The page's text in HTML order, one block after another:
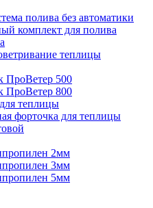
полива без автоматики
комплект для полива
теплицы
ПроВетер 500
ПроВетер 800
теплицы
форточка для теплицы
2мм
3мм
5мм